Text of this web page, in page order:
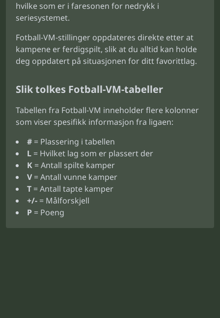
hvilke som er i faresonen for nedrykk i
seriesystemet.
Fotball-VM-stillinger oppdateres direkte etter at
kampene er ferdigspilt, slik at du alltid kan holde
deg oppdatert på situasjonen for ditt favorittlag.
Slik tolkes Fotball-VM-tabeller
Tabellen fra Fotball-VM inneholder flere kolonner
som viser spesifikk informasjon fra ligaen:
# = Plassering i tabellen
L = Hvilket lag som er plassert der
K = Antall spilte kamper
V = Antall vunne kamper
T = Antall tapte kamper
+/- = Målforskjell
P = Poeng